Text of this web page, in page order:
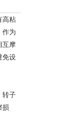
高粘
作为
互摩
免设
转子
损